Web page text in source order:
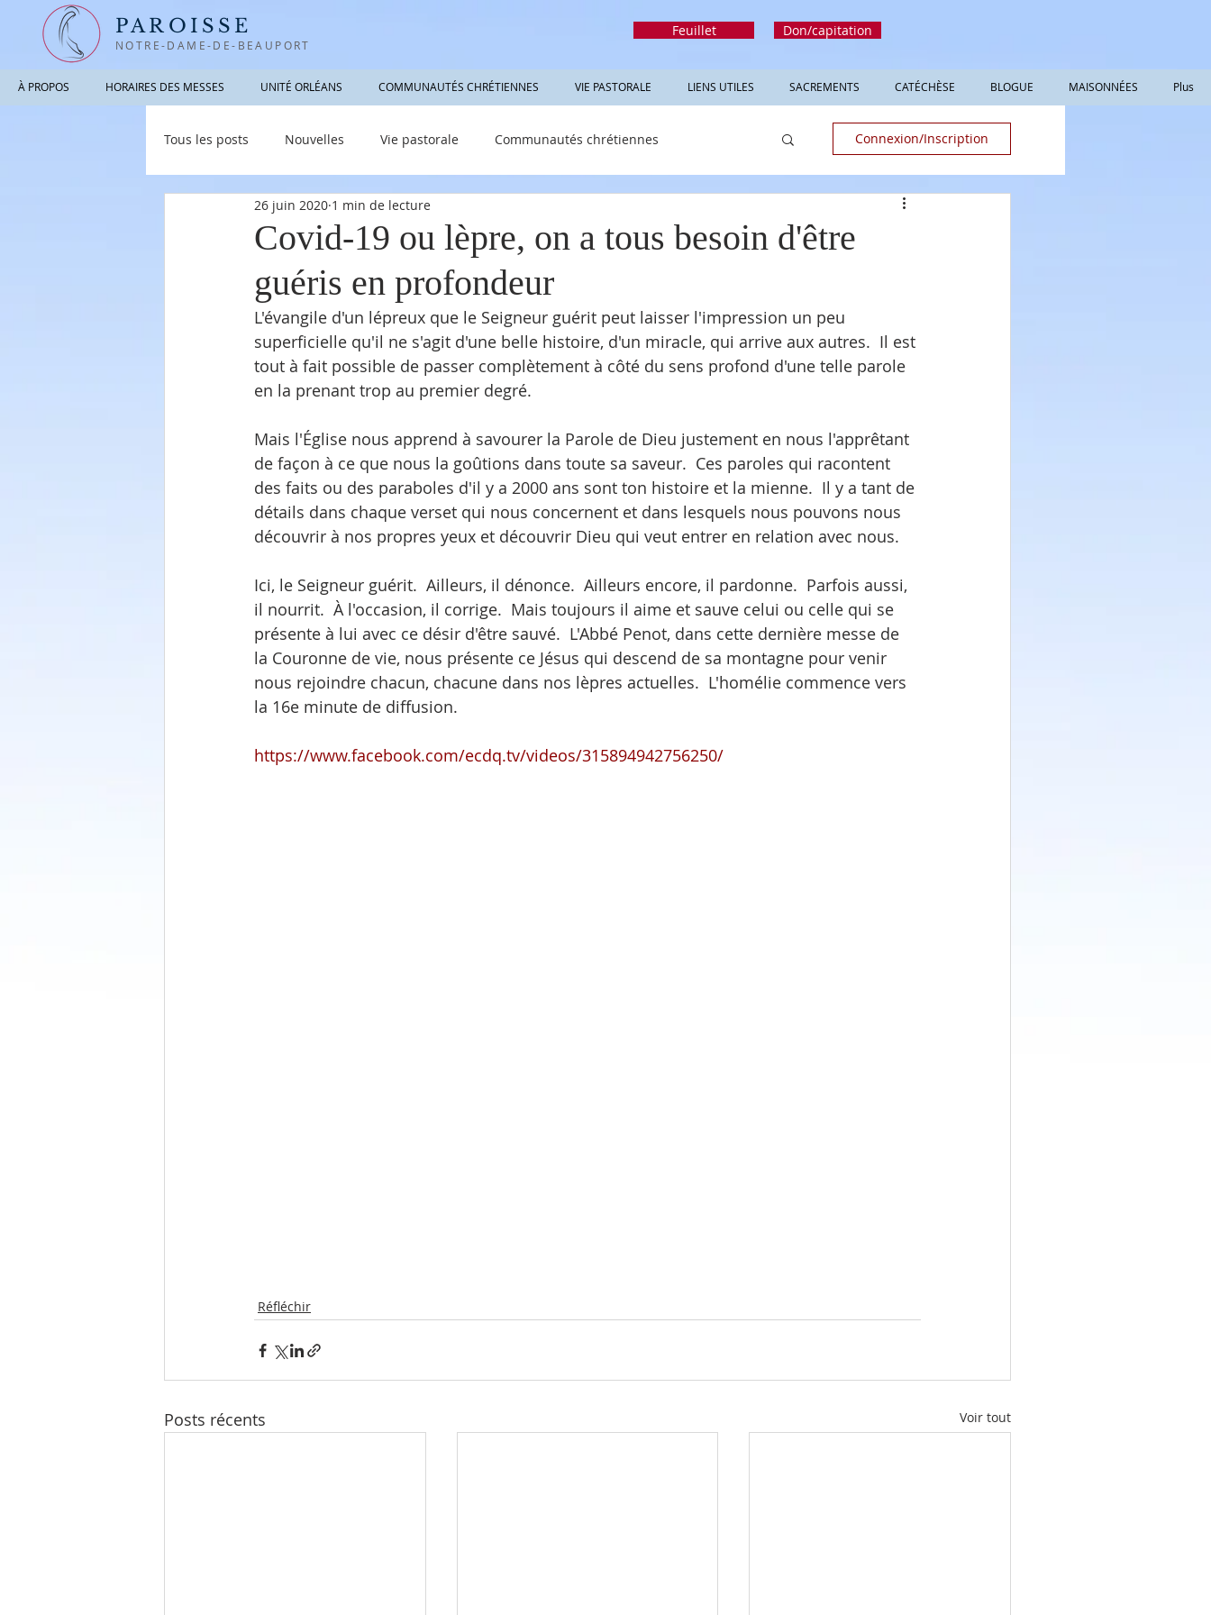
PAROISSE
NOTRE-DAME-DE-BEAUPORT
Feuillet Don/capitation
À PROPOS HORAIRES DES MESSES UNITÉ ORLÉANS COMMUNAUTÉS CHRÉTIENNES VIE PASTORALE LIENS UTILES SACREMENTS CATÉCHÈSE BLOGUE MAISONNÉES Plus
Tous les posts Nouvelles Vie pastorale Communautés chrétiennes
Photographies / Vidéos Informations utiles
Connexion/Inscription
Covid-19 ou lèpre, on a tous besoin d'être
guéris en profondeur
26 juin 2020 1 min de lecture
L'évangile d'un lépreux que le Seigneur guérit peut laisser l'impression un peu
superficielle qu'il ne s'agit d'une belle histoire, d'un miracle, qui arrive aux autres.  Il est
tout à fait possible de passer complètement à côté du sens profond d'une telle parole
en la prenant trop au premier degré.
Mais l'Église nous apprend à savourer la Parole de Dieu justement en nous l'apprêtant
de façon à ce que nous la goûtions dans toute sa saveur.  Ces paroles qui racontent
des faits ou des paraboles d'il y a 2000 ans sont ton histoire et la mienne.  Il y a tant de
détails dans chaque verset qui nous concernent et dans lesquels nous pouvons nous
découvrir à nos propres yeux et découvrir Dieu qui veut entrer en relation avec nous.
Ici, le Seigneur guérit.  Ailleurs, il dénonce.  Ailleurs encore, il pardonne.  Parfois aussi,
il nourrit.  À l'occasion, il corrige.  Mais toujours il aime et sauve celui ou celle qui se
présente à lui avec ce désir d'être sauvé.  L'Abbé Penot, dans cette dernière messe de
la Couronne de vie, nous présente ce Jésus qui descend de sa montagne pour venir
nous rejoindre chacun, chacune dans nos lèpres actuelles.  L'homélie commence vers
la 16e minute de diffusion.
https://www.facebook.com/ecdq.tv/videos/315894942756250/
Réfléchir
Posts récents Voir tout